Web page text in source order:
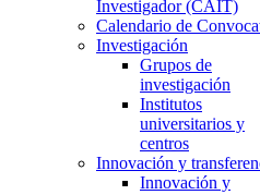
Investigador (CAIT)
Calendario de
Investigación
Grupos de
investigación
Institutos
universitarios y
centros
Innovación y
Innovación y